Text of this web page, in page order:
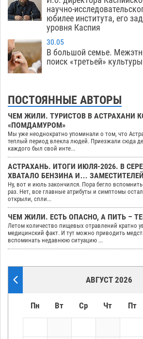
научно-
юбилее института, его
уровня Каспия
30.05
В большой семье.
поиск «третьей» культуры
ПОСТОЯННЫЕ АВТОРЫ
ЧЕМ ЖИЛИ. ТУРИСТОВ В АСТРАХАНИ
«ПОМДАМУРОМ»
Мы уже неоднократно упоминали о том, что
теплый период влекла людей. Приезжали сюда
каждого был свой инте...
АСТРАХАНЬ. ИТОГИ ИЮЛЯ-2026. В
ХВАТАЛО БЕНЗИНА И…
Ну, вот и июль закончился. Пора бегло
раз. Нет, все главные атрибуты и симптомы
открыли, спли...
ЧЕМ ЖИЛИ. ЕСТЬ ОПАСНО, А ПИТЬ –
Летом количество пищевых отравлений кратно
медицинский факт. И тут можно приводить
вспоминать недавнюю ситуацию ...
АВГУСТ 2026
Пн Вт Ср Чт Пт